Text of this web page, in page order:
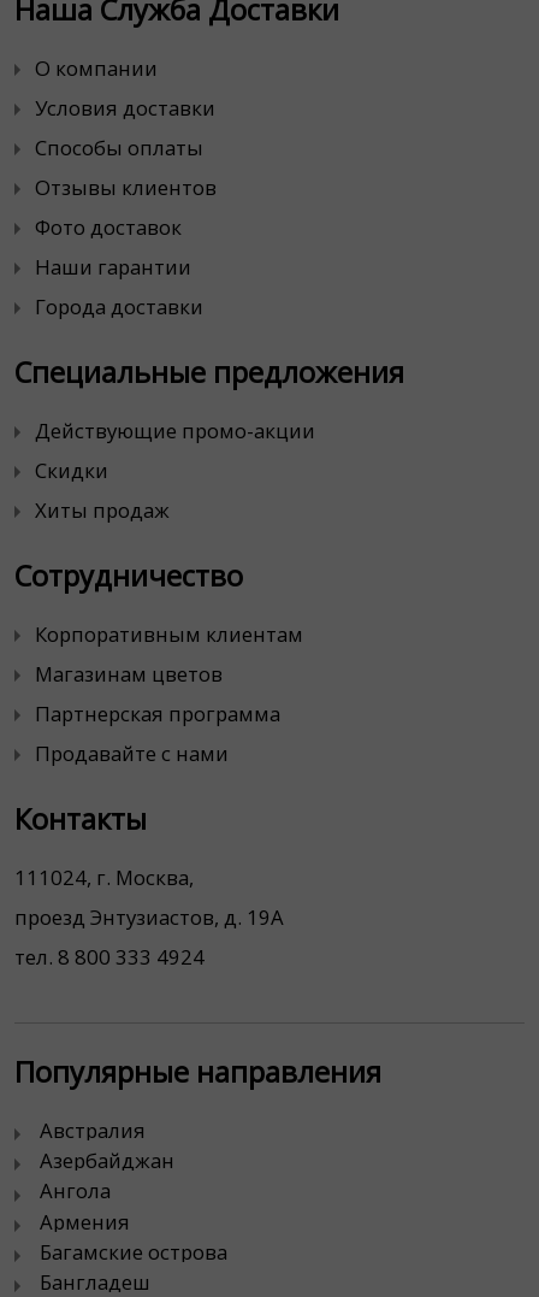
Наша Служба Доставки
О компании
Условия доставки
Способы оплаты
Отзывы клиентов
Фото доставок
Наши гарантии
Города доставки
Специальные предложения
Действующие промо-акции
Скидки
Хиты продаж
Сотрудничество
Корпоративным клиентам
Магазинам цветов
Партнерская программа
Продавайте с нами
Контакты
111024, г. Москва,
проезд Энтузиастов, д. 19А
тел. 8 800 333 4924
Популярные направления
Австралия
Азербайджан
Ангола
Армения
Багамские острова
Бангладеш